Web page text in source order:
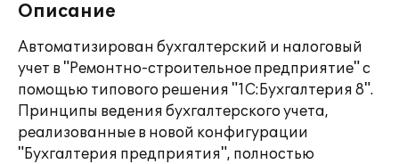
Описание
Автоматизирован бухгалтерский и налоговый
учет в "Ремонтно-строительное предприятие" с
помощью типового решения "1С:Бухгалтерия 8".
Принципы ведения бухгалтерского учета,
реализованные в новой конфигурации
"Бухгалтерия предприятия", полностью